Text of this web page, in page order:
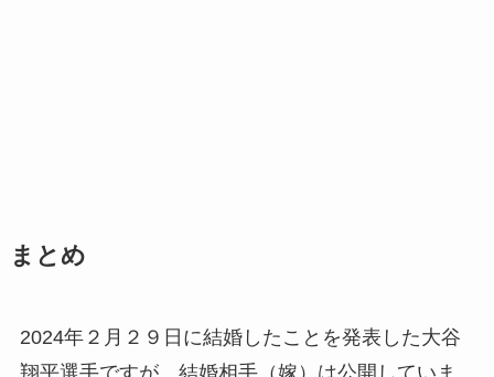
まとめ
2024年２月２９日に結婚したことを発表した大谷